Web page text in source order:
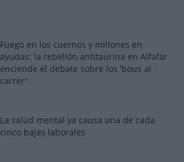
Fuego en los cuernos y millones en
ayudas: la rebelión antitaurina en Alfafar
enciende el debate sobre los 'bous al
carrer'
La salud mental ya causa una de cada
cinco bajas laborales